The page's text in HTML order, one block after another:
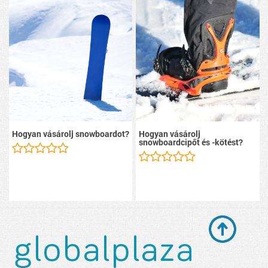
Hogyan vásárolj snowboardot? Hogyan vásárolj
snowboardcipőt és -kötést?